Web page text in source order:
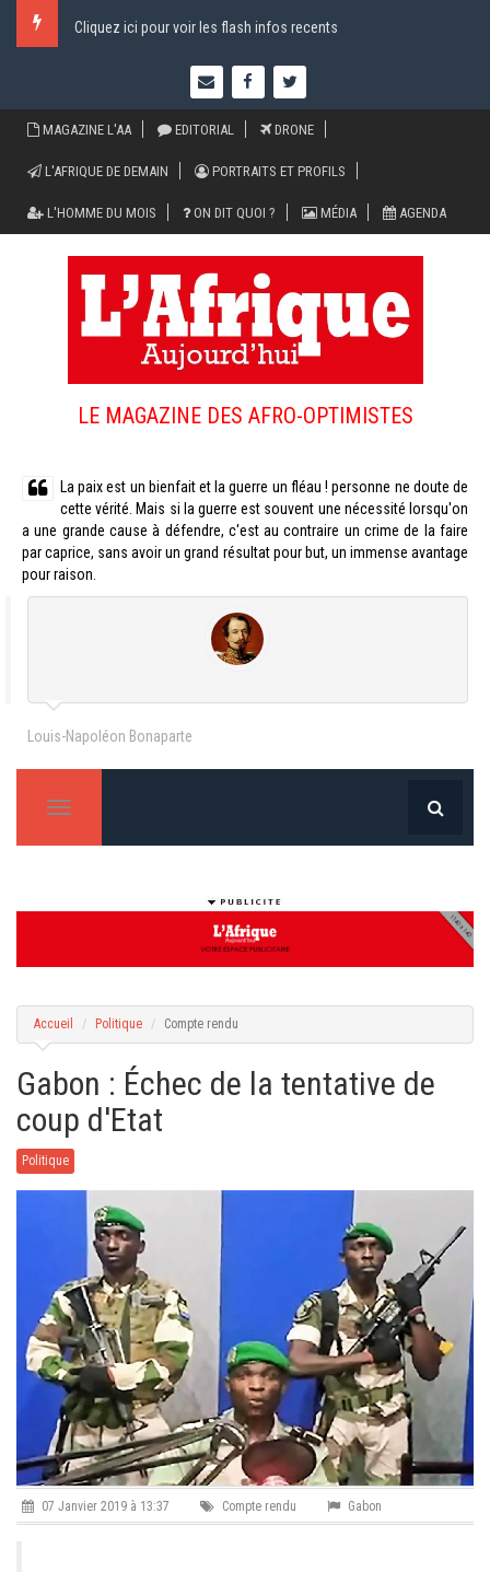
Cliquez ici pour voir les flash infos recents
MAGAZINE L'AA EDITORIAL DRONE
L'AFRIQUE DE DEMAIN PORTRAITS ET PROFILS
L'HOMME DU MOIS ON DIT QUOI ? MÉDIA AGENDA
LE MAGAZINE DES AFRO-OPTIMISTES
La paix est un bienfait et la guerre un fléau ! personne ne doute de
cette vérité. Mais si la guerre est souvent une nécessité lorsqu'on
a une grande cause à défendre, c'est au contraire un crime de la faire
par caprice, sans avoir un grand résultat pour but, un immense avantage
pour raison.
Louis-Napoléon Bonaparte
T
g
n
i
t
Accueil Politique Compte rendu
Gabon : Échec de la tentative de
coup d'Etat
Politique
07 Janvier 2019 à 13:37 Compte rendu Gabon